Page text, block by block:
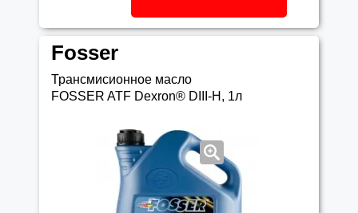
Fosser
Трансмисионное масло
FOSSER ATF Dexron® DIII-H, 1л